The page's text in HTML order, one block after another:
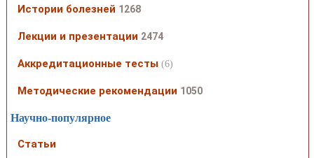
Истории болезней 1268
Лекции и презентации 2474
Аккредитационные тесты (6)
Методические рекомендации 1050
Научно-популярное
Статьи